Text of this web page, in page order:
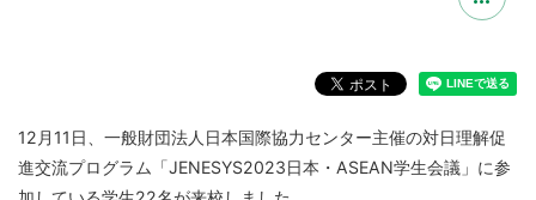
12月11日、一般財団法人日本国際協力センター主催の対日理解促
進交流プログラム「JENESYS2023日本・ASEAN学生会議」に参